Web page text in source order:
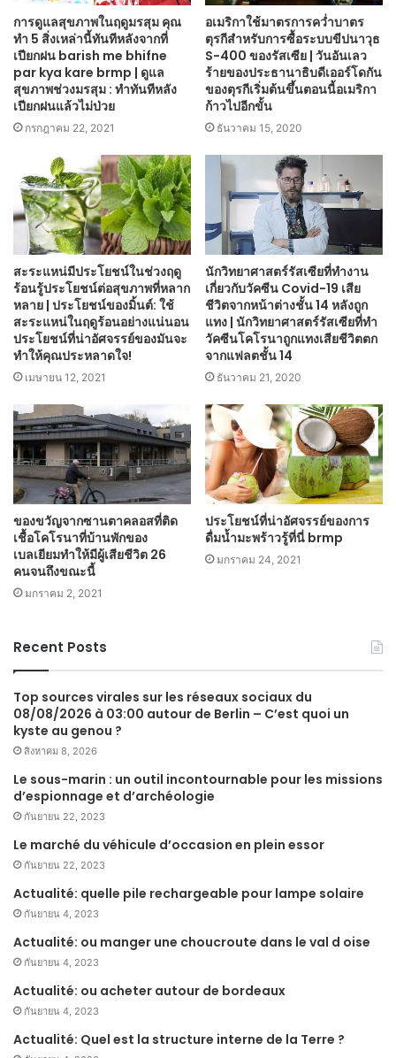
การดูแลสุขภาพในฤดูมรสุม คุณ
ทำ 5 สิ่งเหล่านี้ทันทีหลังจากที่
เปียกฝน barish me bhifne
par kya kare brmp | ดูแล
สุขภาพช่วงมรสุม : ทำทันทีหลัง
เปียกฝนแล้วไม่ป่วย
กรกฎาคม 22, 2021
อเมริกาใช้มาตรการคว่ำบาตร
ตุรกีสำหรับการซื้อระบบขีปนาวุธ
S-400 ของรัสเซีย | วันอันเลว
ร้ายของประธานาธิบดีเออร์โดกัน
ของตุรกีเริ่มต้นขึ้นตอนนี้อเมริกา
ก้าวไปอีกขั้น
ธันวาคม 15, 2020
สะระแหน่มีประโยชน์ในช่วงฤดู
ร้อนรู้ประโยชน์ต่อสุขภาพที่หลาก
หลาย | ประโยชน์ของมิ้นต์: ใช้
สะระแหน่ในฤดูร้อนอย่างแน่นอน
ประโยชน์ที่น่าอัศจรรย์ของมันจะ
ทำให้คุณประหลาดใจ!
เมษายน 12, 2021
นักวิทยาศาสตร์รัสเซียที่ทำงาน
เกี่ยวกับวัคซีน Covid-19 เสีย
ชีวิตจากหน้าต่างชั้น 14 หลังถูก
แทง | นักวิทยาศาสตร์รัสเซียที่ทำ
วัคซีนโคโรนาถูกแทงเสียชีวิตตก
จากแฟลตชั้น 14
ธันวาคม 21, 2020
ของขวัญจากซานตาคลอสที่ติด
เชื้อโคโรนาที่บ้านพักของ
เบลเยียมทำให้มีผู้เสียชีวิต 26
คนจนถึงขณะนี้
มกราคม 2, 2021
ประโยชน์ที่น่าอัศจรรย์ของการ
ดื่มน้ำมะพร้าวรู้ที่นี่ brmp
มกราคม 24, 2021
Recent Posts
Top sources virales sur les réseaux sociaux du
08/08/2026 à 03:00 autour de Berlin – C’est quoi un
kyste au genou ?
สิงหาคม 8, 2026
Le sous-marin : un outil incontournable pour les missions
d’espionnage et d’archéologie
กันยายน 22, 2023
Le marché du véhicule d’occasion en plein essor
กันยายน 22, 2023
Actualité: quelle pile rechargeable pour lampe solaire
กันยายน 4, 2023
Actualité: ou manger une choucroute dans le val d oise
กันยายน 4, 2023
Actualité: ou acheter autour de bordeaux
กันยายน 4, 2023
Actualité: Quel est la structure interne de la Terre ?